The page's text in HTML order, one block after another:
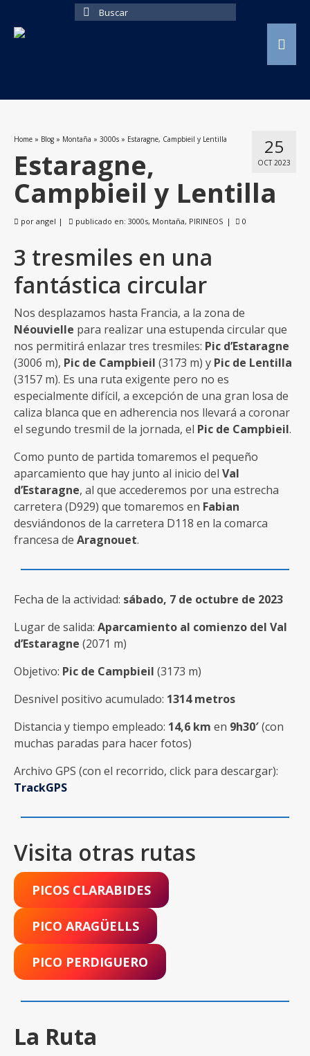
Buscar
25
OCT 2023
Home » Blog » Montaña » 3000s » Estaragne, Campbieil y Lentilla
Estaragne,
Campbieil y Lentilla
por angel | publicado en: 3000s, Montaña, PIRINEOS | 0
3 tresmiles en una
fantástica circular
Nos desplazamos hasta Francia, a la zona de
Néouvielle para realizar una estupenda circular que
nos permitirá enlazar tres tresmiles: Pic d’Estaragne
(3006 m), Pic de Campbieil (3173 m) y Pic de Lentilla
(3157 m). Es una ruta exigente pero no es
especialmente difícil, a excepción de una gran losa de
caliza blanca que en adherencia nos llevará a coronar
el segundo tresmil de la jornada, el Pic de Campbieil.
Como punto de partida tomaremos el pequeño
aparcamiento que hay junto al inicio del Val
d’Estaragne, al que accederemos por una estrecha
carretera (D929) que tomaremos en Fabian
desviándonos de la carretera D118 en la comarca
francesa de Aragnouet.
Fecha de la actividad: sábado, 7 de octubre de 2023
Lugar de salida: Aparcamiento al comienzo del Val
d’Estaragne (2071 m)
Objetivo: Pic de Campbieil (3173 m)
Desnivel positivo acumulado: 1314 metros
Distancia y tiempo empleado: 14,6 km en 9h30′(con
muchas paradas para hacer fotos)
Archivo GPS (con el recorrido, click para descargar):
TrackGPS
Visita otras rutas
PICOS CLARABIDES
PICO ARAGÜELLS
PICO PERDIGUERO
La Ruta